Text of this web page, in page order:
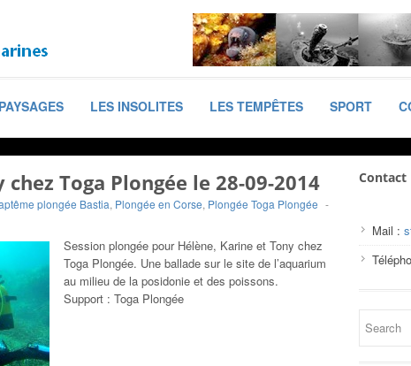
PAYSAGES LES INSOLITES LES TEMPÊTES SPORT
Toga Plongée le 28-09-2014
plongée Bastia, Plongée en Corse, Plongée Toga Plongée -
Session plongée pour Hélène, Karine et Tony chez
Toga Plongée. Une ballade sur le site de l’aquarium
au milieu de la posidonie et des poissons.
Support : Toga Plongée
Contact
Mail :